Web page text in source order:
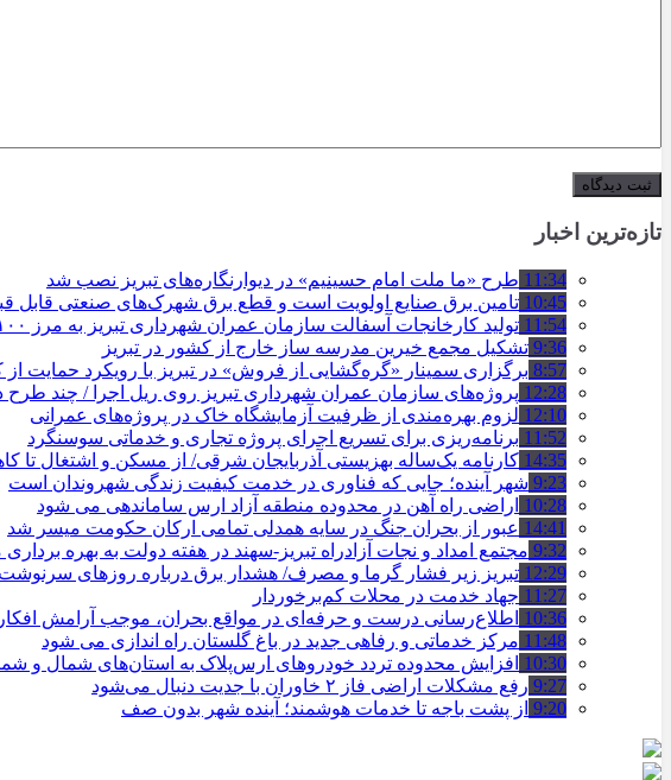
تازه‌ترین اخبار
11:34 طرح «ما ملت امام حسینیم» در دیوارنگاره‌های تبریز نصب شد
10:45 تامین برق صنایع اولویت است و قطع برق شهرک‌های صنعتی قابل
11:54 تولید کارخانجات آسفالت سازمان عمران شهرداری تبریز به مرز ۱۰۰ هزار تن نزدیک شد
9:36 تشکیل مجمع خیرین مدرسه ‌ساز خارج از کشور در تبریز
8:57 برگزاری سمینار «گره‌گشایی از فروش» در تبریز با رویکرد حمایت
12:28 پروژه‌های سازمان عمران شهرداری تبریز روی ریل اجرا / چند طرح
12:10 لزوم بهره‌مندی از ظرفیت آزمایشگاه خاک در پروژه‌های عمرانی
11:52 برنامه‌ریزی برای تسریع اجرای پروژه تجاری و خدماتی سوسنگرد
14:35 کارنامه یک‌ساله بهزیستی آذربایجان شرقی/ از مسکن و اشتغال تا
9:23 شهر آینده؛ جایی که فناوری در خدمت کیفیت زندگی شهروندان است
10:28 اراضی راه آهن در محدوده منطقه آزاد ارس ساماندهی می شود
14:41 عبور از بحران جنگ در سایه همدلی تمامی ارکان حکومت میسر شد
9:32 مجتمع امداد و نجات آزادراه تبریز-سهند در هفته دولت به بهره
12:29 تبریز زیر فشار گرما و مصرف/ هشدار برق درباره روزهای
11:27 جهاد خدمت در محلات کم‌برخوردار
10:36 اطلاع‌رسانی درست و حرفه‌ای در مواقع بحران، موجب آرامش
11:48 مرکز خدماتی و رفاهی جدید در باغ گلستان راه اندازی می شود
10:30 افزایش محدوده تردد خودروهای ارس‌پلاک به استان‌های شمال و
9:27 رفع مشکلات اراضی فاز ۲ خاوران با جدیت دنبال می‌شود
9:20 از پشت باجه تا خدمات هوشمند؛ آینده شهر بدون صف